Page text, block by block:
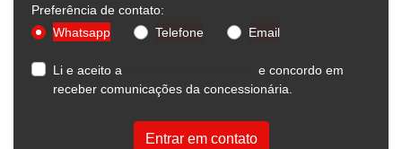
Preferência de contato:
Whatsapp
Telefone Email
Li e aceito a
e concordo em
receber comunicações da concessionária.
Entrar em contato